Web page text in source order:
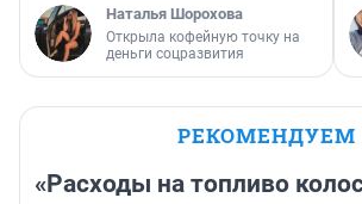
Наталья Шорохова
Открыла кофейную точку на
деньги соцразвития
РЕКОМЕНДУЕМ
«Расходы на топливо